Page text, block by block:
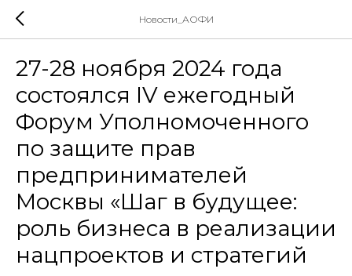
Новости_АОФИ
27-28 ноября 2024 года
состоялся IV ежегодный
Форум Уполномоченного
по защите прав
предпринимателей
Москвы «Шаг в будущее:
роль бизнеса в реализации
нацпроектов и стратегий